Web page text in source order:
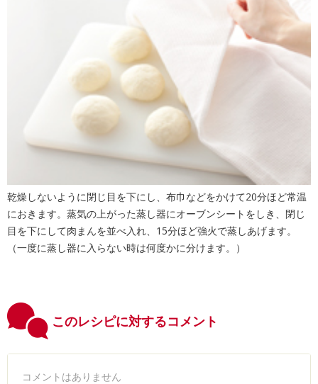
乾燥しないように閉じ目を下にし、布巾などをかけて20分ほど常温
におきます。蒸気の上がった蒸し器にオーブンシートをしき、閉じ
目を下にして肉まんを並べ入れ、15分ほど強火で蒸しあげます。
（一度に蒸し器に入らない時は何度かに分けます。）
このレシピに対するコメント
コメントはありません